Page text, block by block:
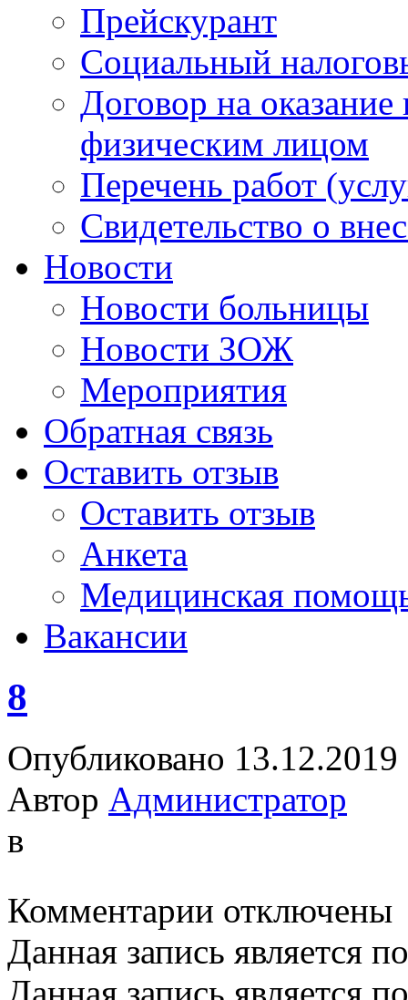
Прейскурант
Социальный
Договор на
физическим лицом
Перечень работ
Свидетельство о
Новости
Новости больницы
Новости ЗОЖ
Мероприятия
Обратная связь
Оставить отзыв
Оставить отзыв
Анкета
Медицинская
Вакансии
8
Опубликовано 13.12.2019
Автор Администратор
в
Комментарии записи
отключены
Данная запись является
Данная запись является